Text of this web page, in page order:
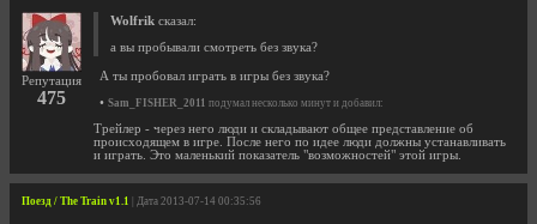
Репутация
475
Wolfrik сказал:
а вы пробывали смотреть без звука?
А ты пробовал играть в игры без звука?
• Sam_FISHER_2011 подумал несколько минут и добавил:
Трейлер - через него люди и складывают общее представление об
происходящем в игре. После него по идее люди должны устанавливать
и играть. Это маленький показатель "возможностей" этой игры.
Поезд / The Train v1.1 | Дата 2013-07-14 00:35:56